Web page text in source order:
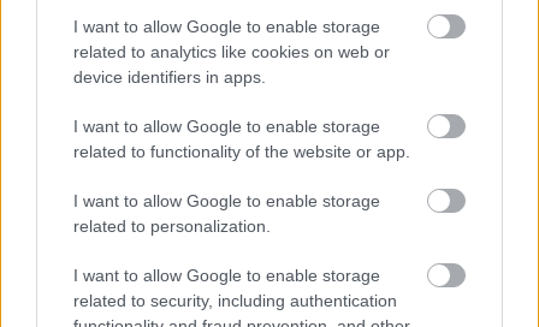
I want to allow Google to enable storage
related to analytics like cookies on web or
device identifiers in apps.
I want to allow Google to enable storage
related to functionality of the website or app.
I want to allow Google to enable storage
related to personalization.
I want to allow Google to enable storage
related to security, including authentication
karriernek, melyben ilyen faszságokról kell szöveget
gyártani...
baszkolódás (prémium biztonsági rendszereknél
lesz, de ott már most is van), mert gyarkan egy
jelszót át kell adni egy segítőnek, mint ahogy ez
velem is megesik néha.